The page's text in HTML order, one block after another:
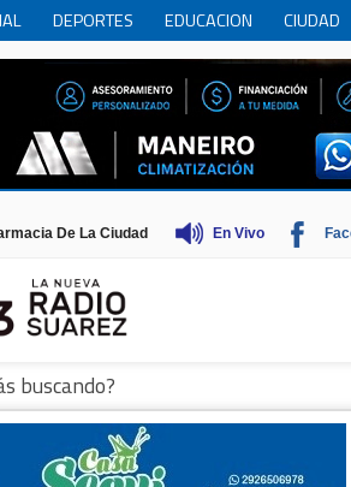
DEPORTES EDUCACION CIUDAD
CIENCIA MUNICIPIO
TURISMO
De La Ciudad En Vivo